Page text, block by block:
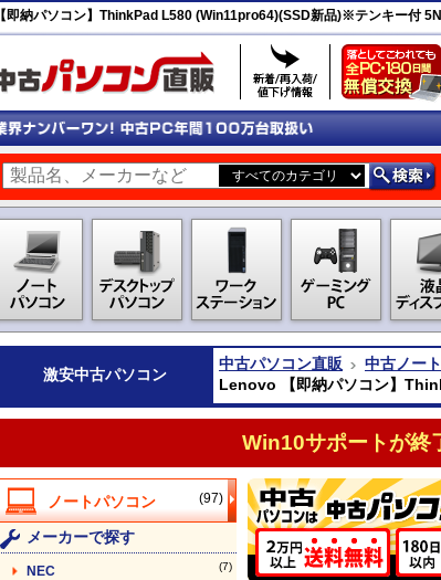
【即納パソコン】ThinkPad L580 (Win11pro64)(SSD新品)※テンキー
激安中古パソコン
中古パソコン直販 中古ノー
Lenovo 【即納パソコン】
Win10サポートが終
(97)
メーカーで探す
NEC (7)